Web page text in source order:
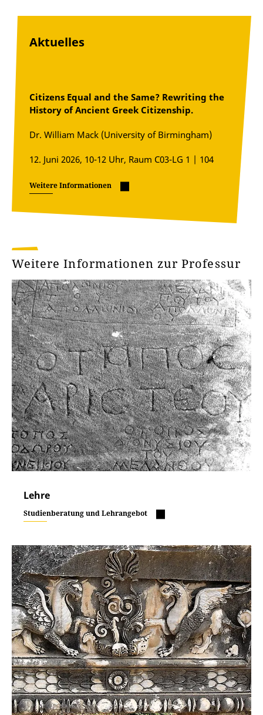
Aktuelles
Citizens Equal and the Same? Rewriting the
History of Ancient Greek Citizenship.
Dr. William Mack (University of Birmingham)
12. Juni 2026, 10-12 Uhr, Raum C03-LG 1 | 104
Weitere Informationen
Weitere Informationen zur Professur
Lehre
Studienberatung und Lehrangebot